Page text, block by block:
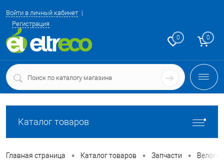
Войти в личный кабинет
Регистрация
0 0
Каталог товаров
Главная страница • Каталог товаров • Запчасти •